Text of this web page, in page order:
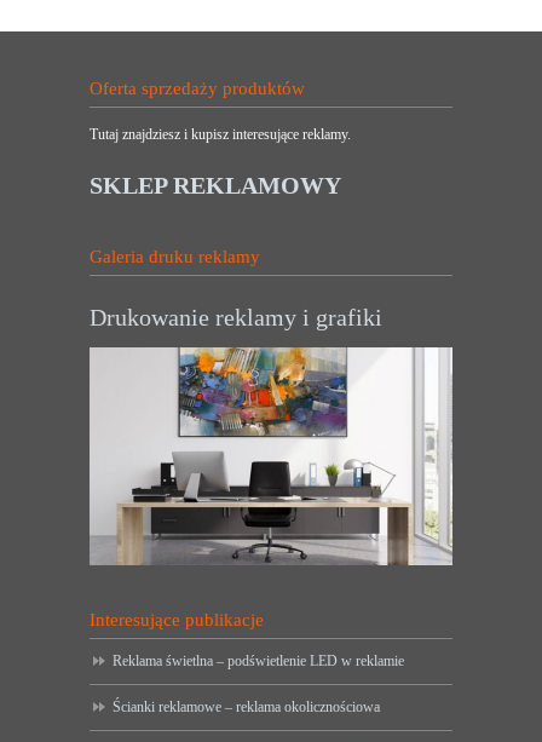
Oferta sprzedaży produktów
Tutaj znajdziesz i kupisz interesujące reklamy.
SKLEP REKLAMOWY
Galeria druku reklamy
Drukowanie reklamy i grafiki
Interesujące publikacje
Reklama świetlna – podświetlenie LED w reklamie
Ścianki reklamowe – reklama okolicznościowa